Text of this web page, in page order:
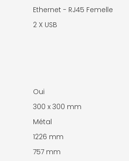
Ethernet - RJ45 Femelle
2 X USB
Oui
300 x 300 mm
Métal
1226 mm
757 mm